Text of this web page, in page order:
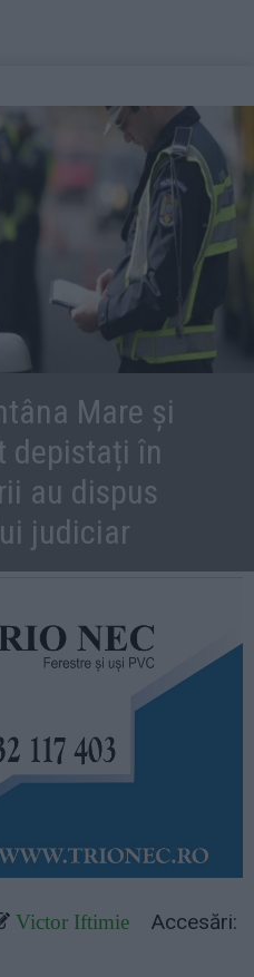
Mare și
depistați în
au dispus
judiciar
Victor Iftimie
Accesări: